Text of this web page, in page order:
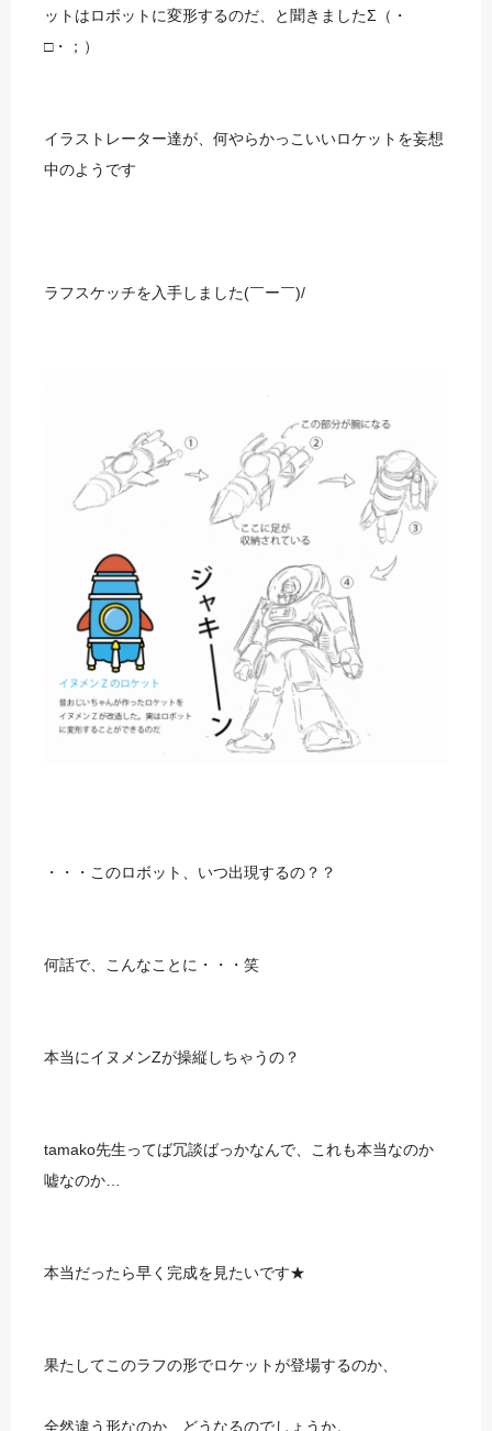
ットはロボットに変形するのだ、と聞きましたΣ（・
□・；）
イラストレーター達が、何やらかっこいいロケットを妄想
中のようです
ラフスケッチを入手しました(￣ー￣)/
・・・このロボット、いつ出現するの？？
何話で、こんなことに・・・笑
本当にイヌメンZが操縦しちゃうの？
tamako先生ってば冗談ばっかなんで、これも本当なのか
嘘なのか…
本当だったら早く完成を見たいです★
果たしてこのラフの形でロケットが登場するのか、
全然違う形なのか、どうなるのでしょうか。